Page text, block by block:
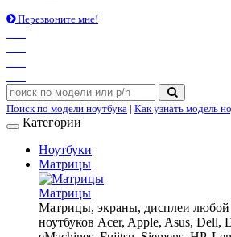
Перезвоните мне!
Поиск по модели ноутбука | Как узнать модель
Категории
Ноутбуки
Матрицы
Матрицы
Матрицы, экраны, дисплеи любой
ноутбуков Acer, Apple, Asus, Dell,